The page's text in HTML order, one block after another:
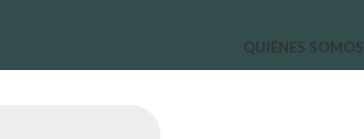
QUIÉNES SOMOS